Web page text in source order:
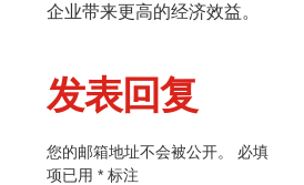
企业带来更高的经济效益。
发表回复
您的邮箱地址不会被公开。
必填
项已用 * 标注